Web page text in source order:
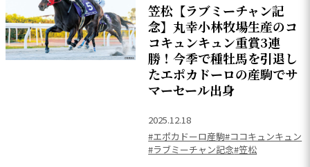
笠松【ラブミーチャン記
念】丸幸小林牧場生産のコ
コキュンキュン重賞3連
勝！今季で種牡馬を引退し
たエポカドーロの産駒でサ
マーセール出身
2025.12.18
#エポカドーロ産駒#ココキュンキュン
#ラブミーチャン記念#笠松